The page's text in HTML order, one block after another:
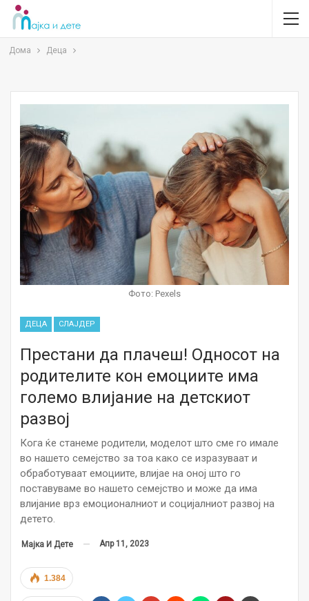
Дома Деца
Фото: Pexels
ДЕЦА СЛАЈДЕР
Престани да плачеш! Односот на
родителите кон емоциите има
големо влијание на детскиот
развој
Кога ќе станеме родители, моделот што сме го имале
во нашето семејство за тоа како се изразуваат и
обработуваат емоциите, влијае на оној што го
поставуваме во нашето семејство и може да има
влијание врз емоционалниот и социјалниот развој на
детето.
Мајка И Дете Апр 11, 2023
1.384